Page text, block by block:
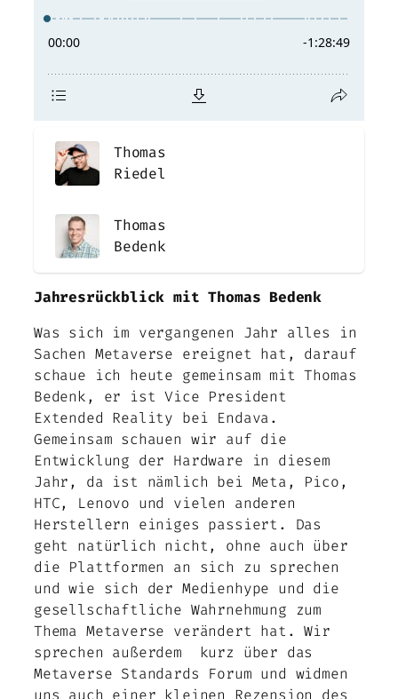
Thomas
Riedel
Thomas
Bedenk
Jahresrückblick mit Thomas Bedenk
Was sich im vergangenen Jahr alles in
Sachen Metaverse ereignet hat, darauf
schaue ich heute gemeinsam mit Thomas
Bedenk, er ist Vice President
Extended Reality bei Endava.
Gemeinsam schauen wir auf die
Entwicklung der Hardware in diesem
Jahr, da ist nämlich bei Meta, Pico,
HTC, Lenovo und vielen anderen
Herstellern einiges passiert. Das
geht natürlich nicht, ohne auch über
die Plattformen an sich zu sprechen
und wie sich der Medienhype und die
gesellschaftliche Wahrnehmung zum
Thema Metaverse verändert hat. Wir
sprechen außerdem kurz über das
Metaverse Standards Forum und widmen
uns auch einer kleinen Rezension des